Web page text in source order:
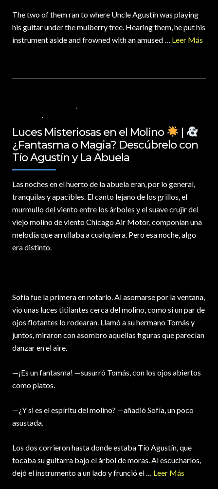
The two of them ran to where Uncle Agustín was playing
his guitar under the mulberry tree. Hearing them, he put his
instrument aside and frowned with an amused … Leer Más
Luces Misteriosas en el Molino
¿Fantasma o Magia? Descúbrelo con
Tío Agustín y La Abuela
Las noches en el huerto de la abuela eran,por lo general,
tranquilas y apacibles. El canto lejano de los grillos, el
murmullo del viento entre los árboles y el suave crujir del
viejo molino de viento Chicago Air Motor, componían una
melodía que arrullaba a cualquiera. Pero esa noche, algo
era distinto.
Sofía fue la primera en notarlo. Al asomarse por la ventana,
vio unas luces titilantes cerca del molino, como si un par de
ojos flotantes lo rodearan. Llamó a su hermano Tomás y
juntos, miraron con asombro aquellas figuras que parecían
danzar en el aire.
—¡Es un fantasma! —susurró Tomás, con los ojos abiertos
como platos.
—¿Y si es el espíritu del molino? —añadió Sofía, un poco
asustada.
Los dos corrieron hasta donde estaba Tío Agustín, que
tocaba su guitarra bajo el árbol de moras. Al escucharlos,
dejó el instrumento a un lado y frunció el … Leer Más